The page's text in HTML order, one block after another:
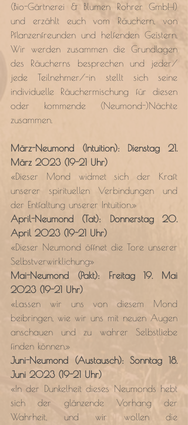
(Bio-Gärtnerei & Blumen Rohrer GmbH)
und erzählt euch vom Räuchern, von
Pflanzenfreunden und helfenden Geistern.
Wir werden zusammen die Grundlagen
des Räucherns besprechen und jeder/
jede Teilnehmer/-in stellt sich seine
individuelle Räuchermischung für diesen
oder kommende (Neumond-)Nächte
zusammen.
März-Neumond (Intuition): Dienstag 21.
März 2023 (19-21 Uhr)
«Dieser Mond widmet sich der Kraft
unserer spirituellen Verbindungen und
der Entfaltung unserer Intuition.»
April-Neumond (Tat): Donnerstag 20.
April 2023 (19-21 Uhr)
«Dieser Neumond öffnet die Tore unserer
Selbstverwirklichung»
Mai-Neumond (Pakt): Freitag 19. Mai
2023 (19-21 Uhr)
«Lassen wir uns von diesem Mond
beibringen, wie wir uns mit neuen Augen
anschauen und zu wahrer Selbstliebe
finden können.»
Juni-Neumond (Austausch): Sonntag 18.
Juni 2023 (19-21 Uhr)
«In der Dunkelheit dieses Neumonds hebt
sich der glänzende Vorhang der
Wahrheit, und wir wollen die